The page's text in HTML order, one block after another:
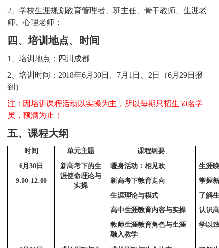
2、学校生涯规划教育管理者、班主任、骨干教师、生涯老
师、心理老师；
四、培训地点、时间
1、培训地点：四川成都
2、培训时间：2018年6月 30日、 7月 1日 2日 （6月 29日报
到）
注：因培训课程活动以实操为主，所以每期只招生50名学
员，额满为止！
五、课程大纲
时间 单元主题 课程纲要
6月 30 日
9:00-12:00
新高考下的生
涯使命理论与
实操
暖身活动：相见欢
新高考下教育走向
生涯理论与模式
高中生涯教育内容与实操
教师生涯教育角色与生涯
融入教学
生涯
掌握
了解
认识
学以